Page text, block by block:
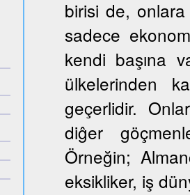
birisi de,
sadece
kendi başına
ülkelerinden
geçerlidir.
diĝer
Örneğin;
eksikliker, iş